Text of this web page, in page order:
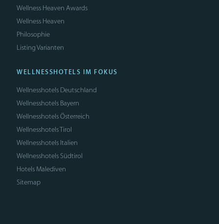
Wellness Heaven Awards
Wellness Heaven
Philosophie
Listing Varianten
WELLNESSHOTELS IM FOKUS
Wellnesshotels Deutschland
Wellnesshotels Bayern
Wellnesshotels Österreich
Wellnesshotels Tirol
Wellnesshotels Italien
Wellnesshotels Südtirol
Hotels Malediven
Sitemap